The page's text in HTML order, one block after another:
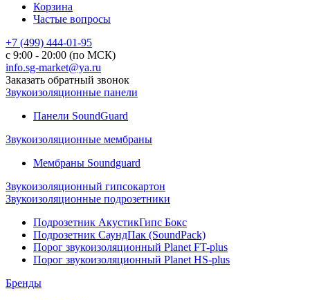
Корзина
Частые вопросы
+7 (499) 444-01-95
с 9:00 - 20:00 (по МСК)
info.sg-market@ya.ru
Заказать обратный звонок
Звукоизоляционные панели
Панели SoundGuard
Звукоизоляционные мембраны
Мембраны Soundguard
Звукоизоляционный гипсокартон
Звукоизоляционные подрозетники
Подрозетник АкустикГипс Бокс
Подрозетник СаундПак (SoundPack)
Порог звукоизоляционный Planet FT-plus
Порог звукоизоляционный Planet HS-plus
Бренды